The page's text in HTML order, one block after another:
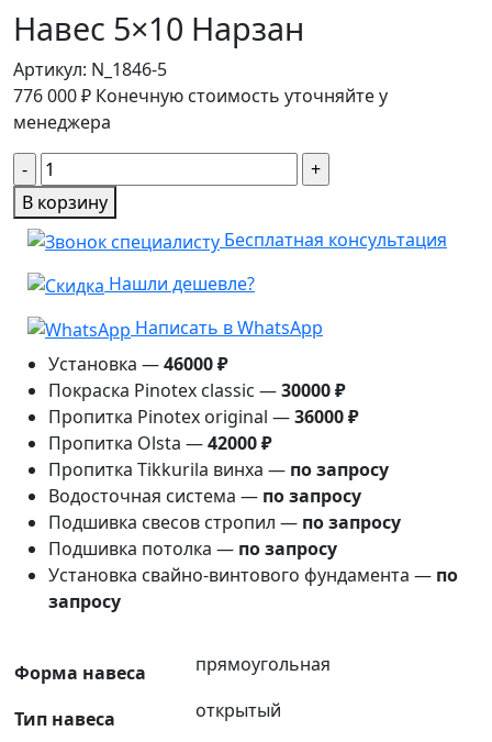
Навес 5×10 Нарзан
Артикул: N_1846-5
776 000₽ Конечную стоимость уточняйте у
менеджера
Количество
товара
Навес
5×10
Нарзан
В корзину
Бесплатная консультация
Нашли дешевле?
Написать в WhatsApp
Установка —46000 ₽
Покраска Pinotex classic —30000 ₽
Пропитка Pinotex original —36000 ₽
Пропитка Olsta —42000 ₽
Пропитка Tikkurila винха — по запросу
Водосточная система — по запросу
Подшивка свесов стропил — по запросу
Подшивка потолка — по запросу
Установка свайно-винтового фундамента — по
запросу
Форма навеса прямоугольная
Тип навеса открытый